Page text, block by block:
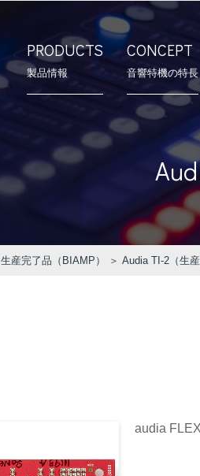
PRODUCTS
製品情報
CONCEPT
⾳響特機の特長
⾳響特機の特長
会社概要
生産完了品（BIAMP） ＞ Audia TI-2（生産
audia